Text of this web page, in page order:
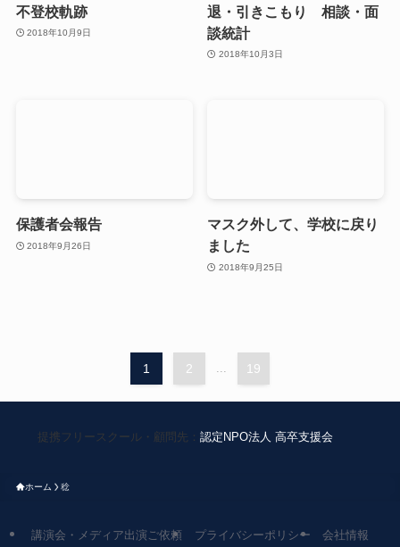
不登校軌跡
2018年10月9日
退・引きこもり 相談・面
談統計
2018年10月3日
保護者会報告
2018年9月26日
マスク外して、学校に戻り
ました
2018年9月25日
1 2 19
提携フリースクール・顧問先： 認定NPO法人 高卒支援会
ホーム 稔
講演会・メディア出演ご依頼 プライバシーポリシー 会社情報